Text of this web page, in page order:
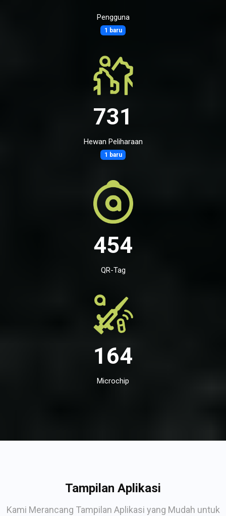
Pengguna
1 baru
731
Hewan Peliharaan
1 baru
454
QR-Tag
164
Microchip
Tampilan Aplikasi
Kami Merancang Tampilan Aplikasi yang Mudah untuk